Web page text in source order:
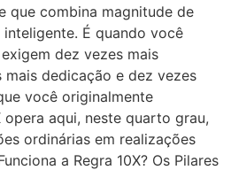
que combina magnitude de
É quando você
dez vezes mais
mais dedicação e dez vezes
você originalmente
opera aqui, neste quarto grau,
ordinárias em realizações
a Regra 10X? Os Pilares